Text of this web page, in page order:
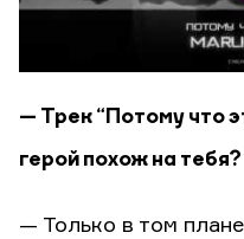
— Трек “Потому что
герой похож на тебя?
— Только в том